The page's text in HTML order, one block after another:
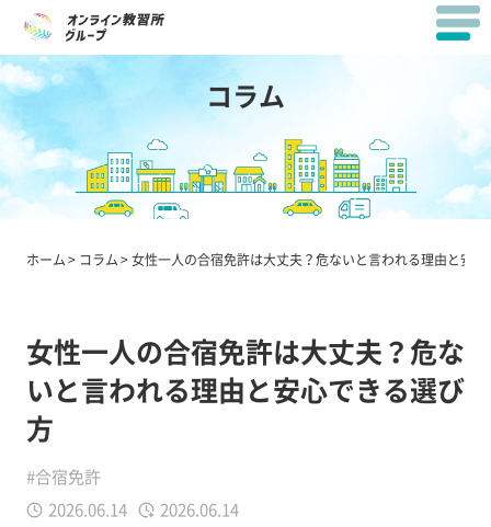
コラム
ホーム コラム 女性一人の合宿免許は大丈夫？危ないと言われる理由と安
女性一人の合宿免許は大丈夫？危な
いと言われる理由と安心できる選び
方
#合宿免許
2026.06.14
2026.06.14